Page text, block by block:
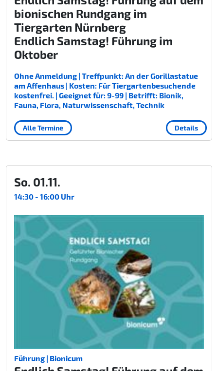
bionischen Rundgang im
Tiergarten Nürnberg
Endlich Samstag! Führung im
Oktober
Ohne Anmeldung | Treffpunkt: An der Gorillastatue
am Affenhaus | Kosten: Für Tiergartenbesuchende
kostenfrei. | Geeignet für: 9-99 | Betrifft: Bionik,
Fauna, Flora, Naturwissenschaft, Technik
Details
Alle Termine
So. 01.11.
14:30 - 16:00 Uhr
Führung | Bionicum